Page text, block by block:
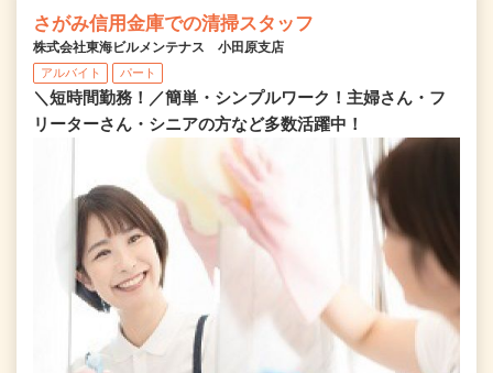
さがみ信用金庫での清掃スタッフ
株式会社東海ビルメンテナス 小田原支店
アルバイト パート
＼短時間勤務！／簡単・シンプルワーク！主婦さん・フ
リーターさん・シニアの方など多数活躍中！